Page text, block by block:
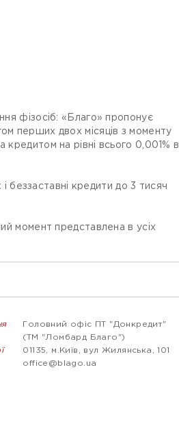
фізосіб: «Благо» пропонує
перших двох місяців з моменту
на рівні всього 0,001% в
беззаставні кредити до 3 тисяч
момент представлена ​​в усіх
Головний офіс ПТ "Донкредит"
(ТМ "Ломбард Благо")
01135, м.Київ, вул Жилянська, 101
office@blago.ua